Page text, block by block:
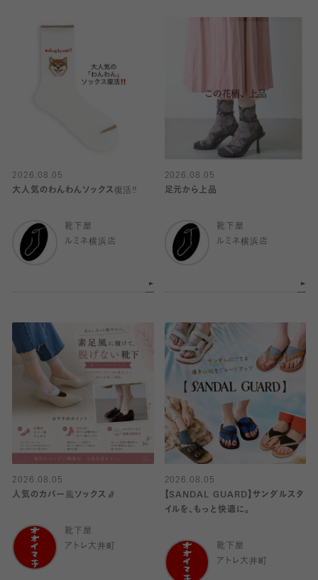
2026.08.05
大人気のわんわんソックス復活‼️
靴下屋
ルミネ横浜店
2026.08.05
足元から上品
靴下屋
ルミネ横浜店
2026.08.05
人気のカバー風ソックス🧦
靴下屋
アトレ大井町
2026.08.05
【SANDAL GUARD】サンダルスタ
イルを、もっと快適に。
靴下屋
アトレ大井町